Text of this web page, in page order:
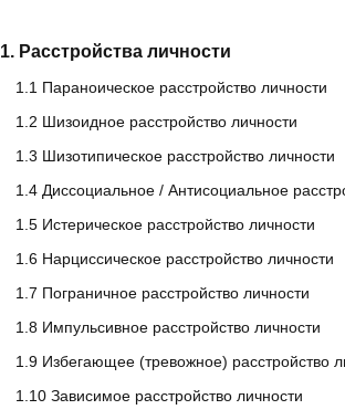
Живу ради детей
Конфликты и отсутствие
Неудовлетворенность
Синдром самозванца
Созависимые и контрзависимые
Стресс
Тревожность
Убежденность в собственной слабости
Эмоциональное выгорание
1. Расстройства личности
1.1 Параноическое расстройство личности
1.2 Шизоидное расстройство личности
1.3 Шизотипическое расстройство личности
1.4 Диссоциальное / Антисоциальное
1.5 Истерическое расстройство личности
1.6 Нарциссическое расстройство личности
1.7 Пограничное расстройство личности
1.8 Импульсивное расстройство личности
1.9 Избегающее (тревожное) расстройство
1.10 Зависимое расстройство личности